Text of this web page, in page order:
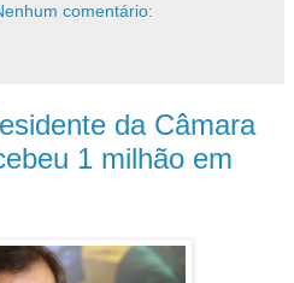
comentário:
da Câmara
1 milhão em